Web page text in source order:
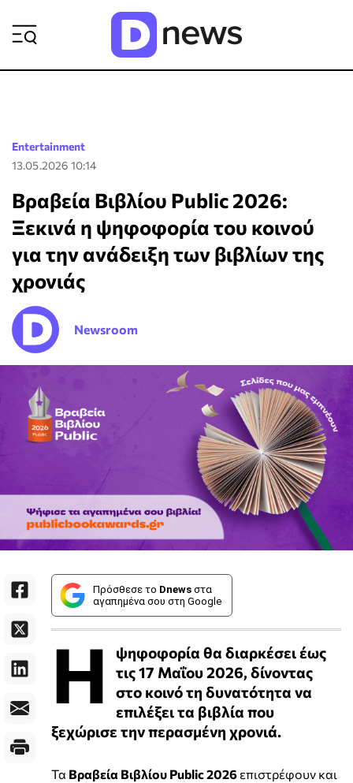
Entertainment
13.05.2026 10:14
Βραβεία Βιβλίου Public 2026:
Ξεκινά η ψηφοφορία του κοινού
για την ανάδειξη των βιβλίων της
χρονιάς
Newsroom
Πρόσθεσε το Dnews στα
αγαπημένα σου στη Google
Η
ψηφοφορία θα διαρκέσει έως
τις 17 Μαΐου 2026, δίνοντας
στο κοινό τη δυνατότητα να
επιλέξει τα βιβλία που
ξεχώρισε την περασμένη χρονιά.
Τα Βραβεία Βιβλίου Public 2026 επιστρέφουν και